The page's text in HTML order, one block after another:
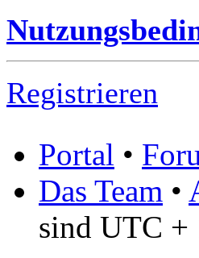
Registrieren
Portal •
Das Team •
sind UTC +